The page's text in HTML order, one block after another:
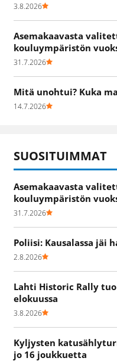
3.8.2026
Asemakaavasta
kouluympäristön
31.7.2026
Mitä unohtui? Kuka
14.7.2026
SUOSITUIMMAT
Asemakaavasta
kouluympäristön
31.7.2026
Poliisi: Kausalassa
2.8.2026
Lahti Historic Rally
elokuussa
3.8.2026
Kyljysten
jo 16 joukkuetta